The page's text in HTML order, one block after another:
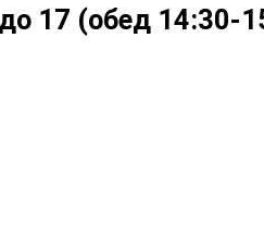
17 (обед 14:30-